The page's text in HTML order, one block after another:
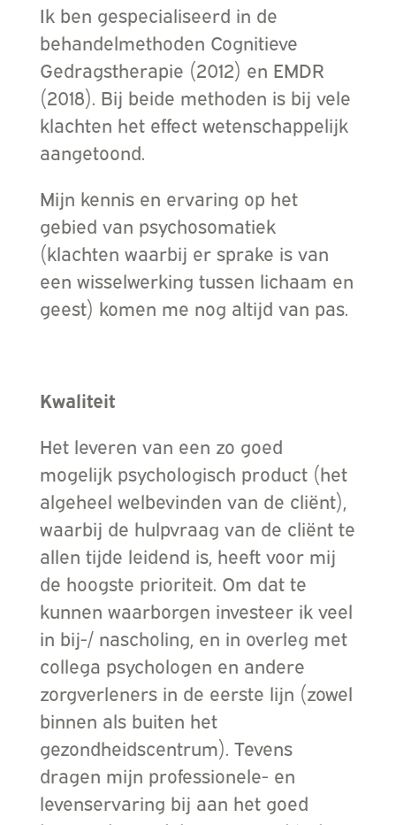
Ik ben gespecialiseerd in de
behandelmethoden Cognitieve
Gedragstherapie (2012) en EMDR
(2018). Bij beide methoden is bij vele
klachten het effect wetenschappelijk
aangetoond.
Mijn kennis en ervaring op het
gebied van psychosomatiek
(klachten waarbij er sprake is van
een wisselwerking tussen lichaam en
geest) komen me nog altijd van pas.
Kwaliteit
Het leveren van een zo goed
mogelijk psychologisch product (het
algeheel welbevinden van de cliënt),
waarbij de hulpvraag van de cliënt te
allen tijde leidend is, heeft voor mij
de hoogste prioriteit. Om dat te
kunnen waarborgen investeer ik veel
in bij-/ nascholing, en in overleg met
collega psychologen en andere
zorgverleners in de eerste lijn (zowel
binnen als buiten het
gezondheidscentrum). Tevens
dragen mijn professionele- en
levenservaring bij aan het goed